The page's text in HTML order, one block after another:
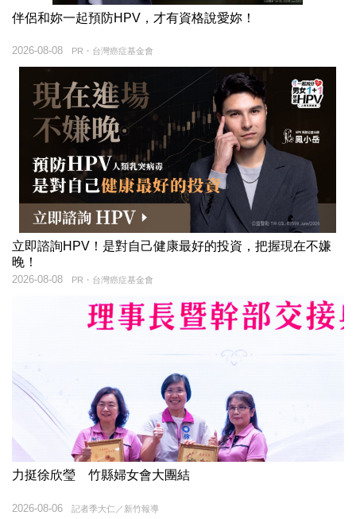
伴侶和妳一起預防HPV，才有資格說愛妳！
PR・台灣癌症基金會
2026-08-08
立即諮詢HPV！是對自己健康最好的投資，把握現在不嫌
晚！
PR・台灣癌症基金會
2026-08-08
力挺徐欣瑩 竹縣婦女會大團結
記者季大仁／新竹報導
2026-08-06